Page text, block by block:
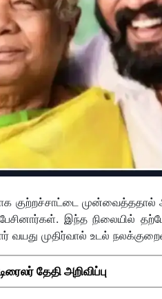
குற்றச்சாட்டை
இந்த நிலையில்
முதிர்வால் உடல்
தேதி அறிவிப்பு